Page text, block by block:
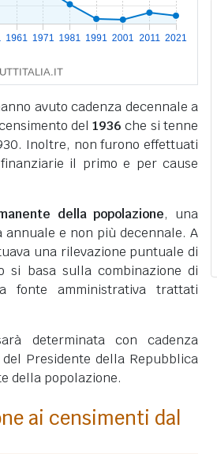
avuto cadenza decennale a
del1936 che si tenne
Inoltre, non furono effettuati
il primo e per cause
della popolazione, una
e non più decennale. A
una rilevazione puntuale di
basa sulla combinazione di
fonte amministrativa trattati
determinata con cadenza
Presidente della Repubblica
della popolazione.
ai censimenti dal